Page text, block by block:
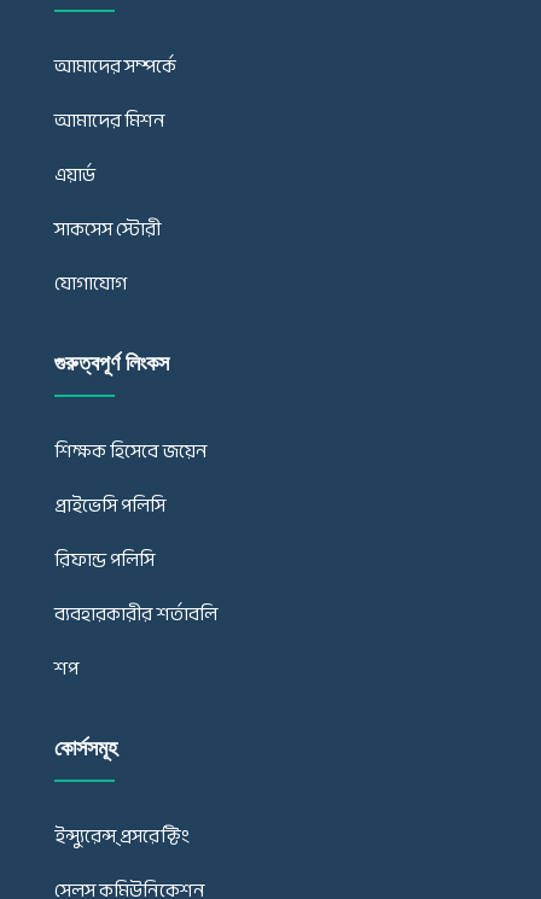
আমাদের সম্পর্কে
আমাদের মিশন
এয়ার্ড
সাকসেস স্টোরী
যোগাযোগ
গুরুত্বপূর্ণ লিংকস
শিক্ষক হিসেবে জয়েন
প্রাইভেসি পলিসি
রিফান্ড পলিসি
ব্যবহারকারীর শর্তাবলি
শপ
কোর্সসমূহ
ইন্স্যুরেন্স্ প্রসরেক্টিং
সেলস কমিউনিকেশন